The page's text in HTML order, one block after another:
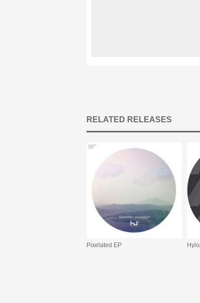
RELATED RELEASES
Pixelated EP